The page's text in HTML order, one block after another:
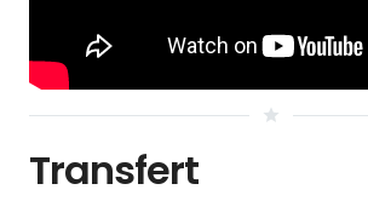
star
Transfert